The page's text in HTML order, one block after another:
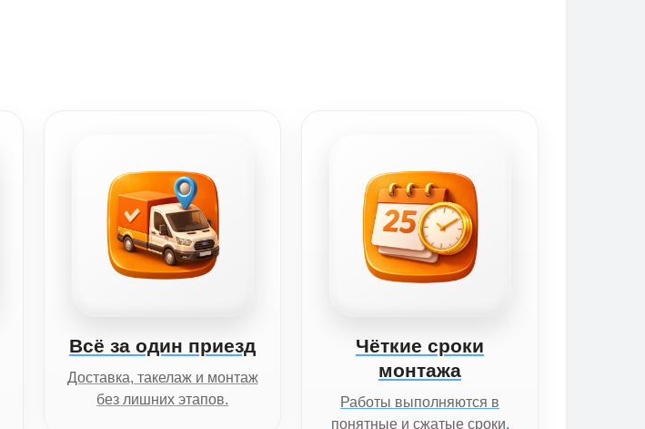
Всё за один приезд
Доставка, такелаж и монтаж
без лишних этапов.
Чёткие сроки
монтажа
Работы выполняются в
понятные и сжатые сроки.